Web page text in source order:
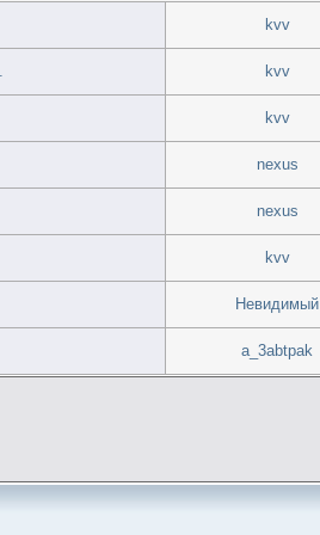
kvv
kvv
kvv
nexus
nexus
kvv
Невидимый
a_3abtpak